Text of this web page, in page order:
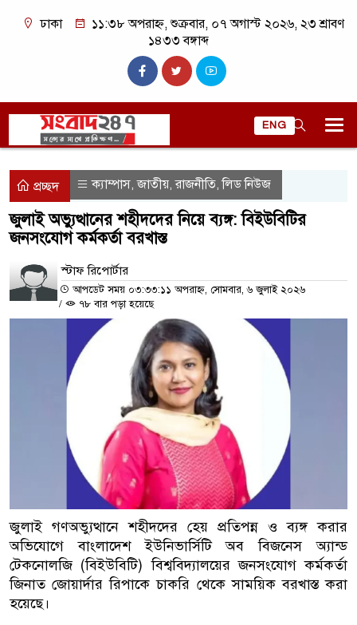
ঢাকা
১১:৩৮ অপরাহ্ন, শুক্রবার, ০৭ অগাস্ট ২০২৬, ২৩ শ্রাবণ
১৪৩৩ বঙ্গাব্দ
ENG
প্রচ্ছদ ক্যাম্পাস,জাতীয়,রাজনীতি,লিড নিউজ
জুলাই অভ্যুত্থানের শহীদদের নিয়ে ব্যঙ্গ: বিইউবিটির
জনসংযোগ কর্মকর্তা বরখাস্ত
স্টাফ রিপোর্টার
আপডেট সময় ০৩:৩৩:১১ অপরাহ্ন, সোমবার, ৬ জুলাই ২০২৬
/
৭৮ বার পড়া হয়েছে
জুলাই গণঅভ্যুত্থানে শহীদদের হেয় প্রতিপন্ন ও ব্যঙ্গ করার
অভিযোগে বাংলাদেশ ইউনিভার্সিটি অব বিজনেস অ্যান্ড
টেকনোলজি (বিইউবিটি) বিশ্ববিদ্যালয়ের জনসংযোগ কর্মকর্তা
জিনাত জোয়ার্দার রিপাকে চাকরি থেকে সাময়িক বরখাস্ত করা
হয়েছে।